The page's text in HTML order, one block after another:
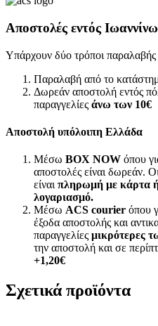
Αποστολές εντός
Υπάρχουν δύο τρόποι
Παραλαβή από το
Δωρεάν αποστολή εντός
παραγγελίες άνω των 10€
Αποστολή υπόλοιπη Ελλάδα
Μέσω BOX NOW όπου
αποστολές είναι δωρεάν.
είναι πληρωμή με κάρτα
λογαριασμό.
Μέσω ACS courier όπου
έξοδα αποστολής και
παραγγελίες μικρότερες
την αποστολή και σε
+1,20€
Σχετικά προϊόντα